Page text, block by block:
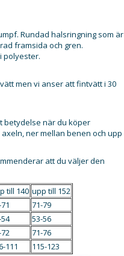
Rundad halsringning som är
framsida och gren.
polyester.
men vi anser att fintvätt i 30
betydelse när du köper
ner mellan benen och upp
att du väljer den
till 140 upp till 152
71-79
53-56
71-76
111
115-123